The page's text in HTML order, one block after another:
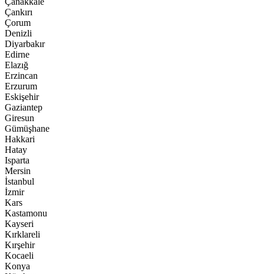
Çankırı
Çorum
Denizli
Diyarbakır
Edirne
Elazığ
Erzincan
Erzurum
Eskişehir
Gaziantep
Giresun
Gümüşhane
Hakkari
Hatay
Isparta
Mersin
İstanbul
İzmir
Kars
Kastamonu
Kayseri
Kırklareli
Kırşehir
Kocaeli
Konya